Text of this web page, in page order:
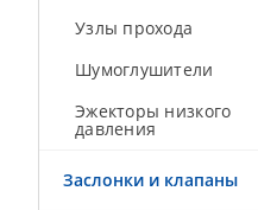
Узлы прохода
Шумоглушители
Эжекторы низкого
давления
Заслонки и клапаны